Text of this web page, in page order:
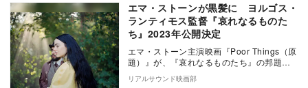
エマ・ストーンが黒髪に ヨルゴス・
ランティモス監督『哀れなるものた
ち』2023年公開決定
エマ・ストーン主演映画『Poor Things（原
題）』が、『哀れなるものたち』の邦題で
2023年に日本公開されることが決定。あ…
リアルサウンド映画部